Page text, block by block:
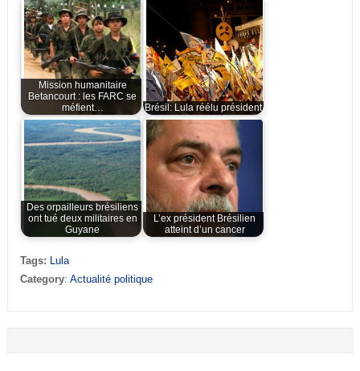
Mission humanitaire
Betancourt : les FARC se
méfient…
Brésil: Lula réélu président,
Des orpailleurs brésiliens
ont tué deux militaires en
Guyane
L’ex président Brésilien
atteint d’un cancer
Tags: Lula
Category: Actualité politique